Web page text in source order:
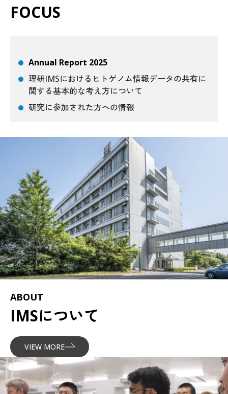
FOCUS
Annual Report 2025
理研IMSにおけるヒトゲノム情報データの共有に
関する基本的な考え方について
研究に参加された方への情報
ABOUT
IMSについて
VIEW MORE